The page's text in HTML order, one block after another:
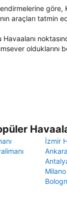
göre,
araçları tatmin
olduklarını
İzmir